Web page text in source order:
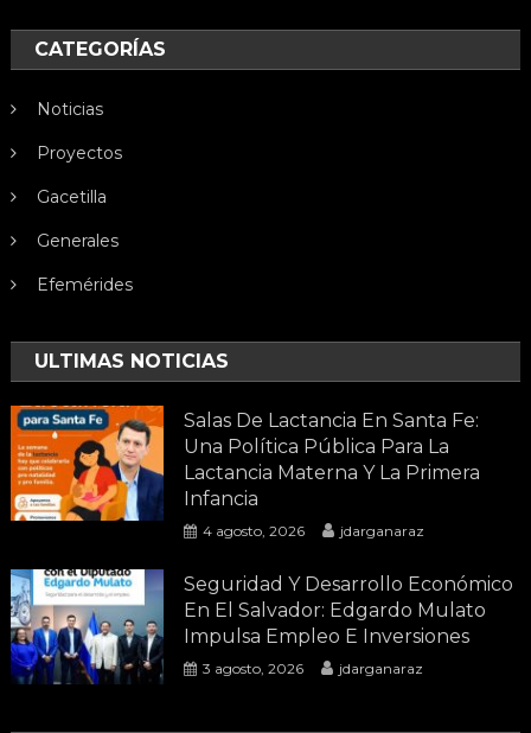
CATEGORÍAS
Noticias
Proyectos
Gacetilla
Generales
Efemérides
ULTIMAS NOTICIAS
Salas De Lactancia En Santa Fe:
Una Política Pública Para La
Lactancia Materna Y La Primera
Infancia
4 agosto, 2026 jdarganaraz
Seguridad Y Desarrollo Económico
En El Salvador: Edgardo Mulato
Impulsa Empleo E Inversiones
3 agosto, 2026 jdarganaraz